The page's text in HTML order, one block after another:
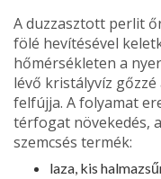
A duzzasztott perlit
fölé hevítésével
hőmérsék­leten a
lévő kristályvíz
felfújja. A fo­lyamat
térfogat növekedés,
szemcsés termék:
laza, kis